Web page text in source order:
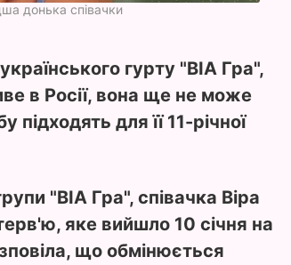
донька співачки
гурту "ВІА Гра",
в Росії, вона ще не може
підходять для її 11-річної
"ВІА Гра", співачка Віра
яке вийшло 10 січня на
що обмінюється